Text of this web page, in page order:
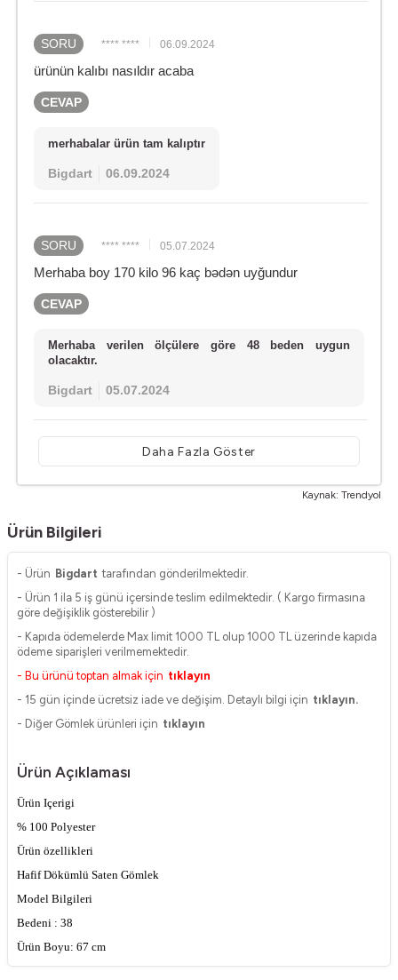
SORU **** **** 06.09.2024
ürünün kalıbı nasıldır acaba
CEVAP
merhabalar ürün tam kalıptır
Bigdart 06.09.2024
SORU **** **** 05.07.2024
Merhaba boy 170 kilo 96 kaç bədən uyğundur
CEVAP
Merhaba verilen ölçülere göre 48 beden uygun
olacaktır.
Bigdart 05.07.2024
Daha Fazla Göster
Kaynak: Trendyol
Ürün Bilgileri
- Ürün Bigdart tarafından gönderilmektedir.
- Ürün 1 ila 5 iş günü içersinde teslim edilmektedir. ( Kargo firmasına
göre değişiklik gösterebilir )
- Kapıda ödemelerde Max limit 1000 TL olup 1000 TL üzerinde kapıda
ödeme siparişleri verilmemektedir.
- Bu ürünü toptan almak için tıklayın
- 15 gün içinde ücretsiz iade ve değişim. Detaylı bilgi için tıklayın.
- Diğer Gömlek ürünleri için tıklayın
Ürün Açıklaması
Ürün Içerigi
% 100 Polyester
Ürün özellikleri
Hafif Dökümlü Saten Gömlek
Model Bilgileri
Bedeni : 38
Ürün Boyu: 67 cm
Kol Boyu: 59 cm